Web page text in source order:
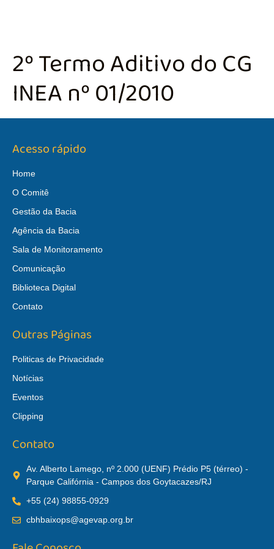
2º Termo Aditivo do CG
INEA nº 01/2010
Acesso rápido
Home
O Comitê
Gestão da Bacia
Agência da Bacia
Sala de Monitoramento
Comunicação
Biblioteca Digital
Contato
Outras Páginas
Politicas de Privacidade
Notícias
Eventos
Clipping
Contato
Av. Alberto Lamego, nº 2.000 (UENF) Prédio P5 (térreo) -
Parque Califórnia - Campos dos Goytacazes/RJ
+55 (24) 98855-0929
cbhbaixops@agevap.org.br